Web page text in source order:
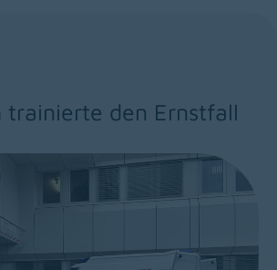
trainierte den Ernstfall